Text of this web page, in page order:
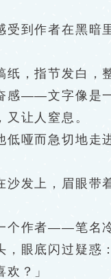
到作者在黑暗
，指节发白，
感——文字像是
让人窒息。
哑而急切地走
发上，眉眼带
作者——笔名冷
眼底闪过疑惑：
？」